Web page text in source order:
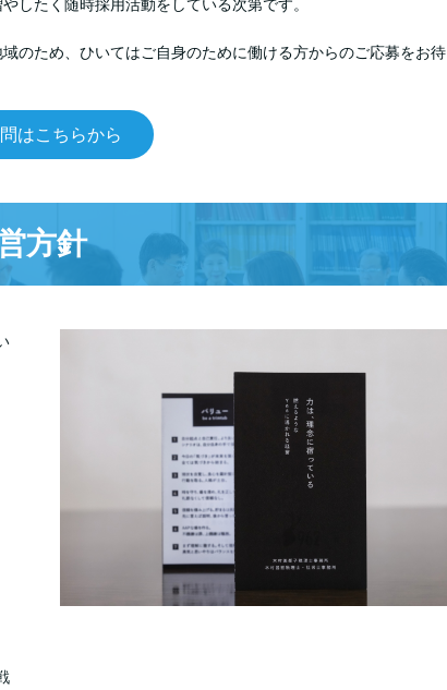
したく随時採用活動をしている次第です。
のため、ひいてはご自身のために働ける方からのご応募をお待
はこちらから
方針